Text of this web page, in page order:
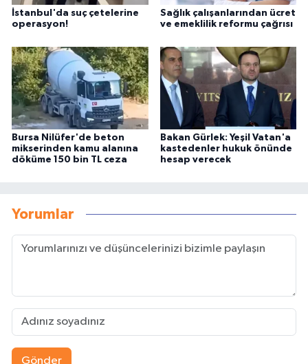
İstanbul'da suç çetelerine
operasyon!
Sağlık çalışanlarından ücret
ve emeklilik reformu çağrısı
Bursa Nilüfer'de beton
mikserinden kamu alanına
döküme 150 bin TL ceza
Bakan Gürlek: Yeşil Vatan'a
kastedenler hukuk önünde
hesap verecek
Yorumlar
Gönder